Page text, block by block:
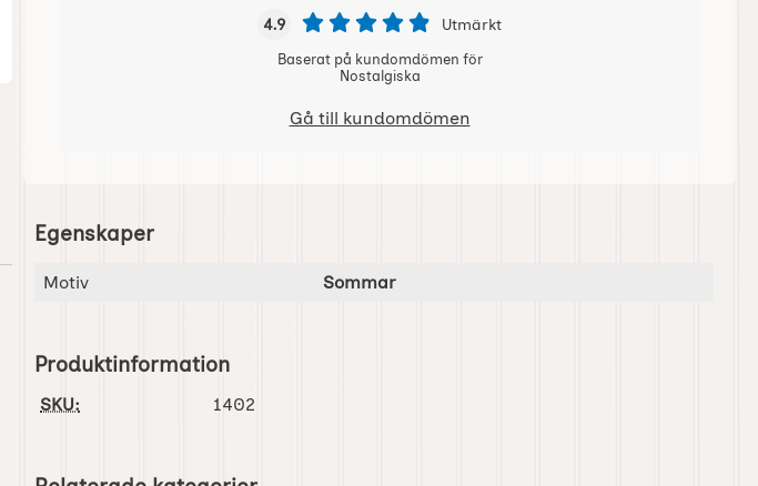
4.9 Utmärkt
Baserat på kundomdömen för
Nostalgiska
Gå till kundomdömen
Egenskaper
Egenskaper/attribut för denna produkt
Attribut
Motiv Sommar
Produktinformation
SKU: 1402